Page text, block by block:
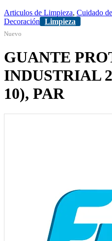
Articulos de Limpieza, Cuidado
Decoración
Limpieza
Nuevo
GUANTE
INDUSTRIAL
10), PAR